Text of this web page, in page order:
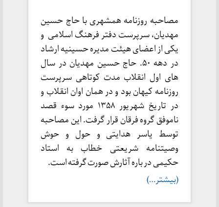
مصاحبه روزنامه همشهری با حاج حسین
مهدیان، سرپرست دفتر فرهنگ اسلامی و
یکی از اعضای هیئت مدیره حسینیه ارشاد
در دهه ۵۰. حاج حسین مهدیان در سال
های اول انقلاب مدت کوتاهی سرپرست
روزنامه کیهان بود و در همان اوان انقلاب و
در تاریخ شهریور ۱۳۵۸ مورد سوء قصد
ناموفق گروه فرقان قرار گرفت. این مصاحبه
توسط یاسر هدایتی و حول و حوش
وصیتنامه شریعتی خطاب به استاد
حکیمی در باره آثارش صورت گرفته است.
(بیشتر…)